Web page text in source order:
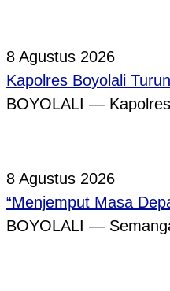
8 Agustus 2026
Kapolres Boyolali
BOYOLALI —
8 Agustus 2026
“Menjemput Masa
BOYOLALI —